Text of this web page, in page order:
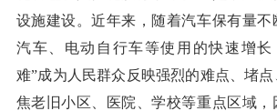
设施建设。近年来，随着汽车保有量不
汽车、电动自行车等使用的快速增长
难”成为人民群众反映强烈的难点、堵
焦老旧小区、医院、学校等重点区域，